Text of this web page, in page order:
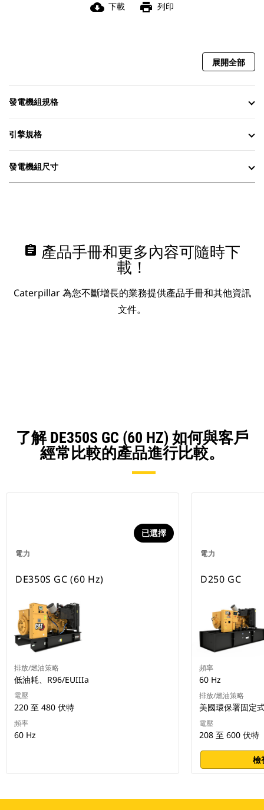
cloud_download 下載 print 列印
展開全部
發電機組規格
引擎規格
發電機組尺寸
assignment 產品手冊和更多內容可隨時下
載！
Caterpillar 為您不斷增長的業務提供產品手冊和其他資訊
文件。
了解 DE350S GC (60 HZ) 如何與客戶
經常比較的產品進行比較。
電力
已選擇
DE350S GC (60 Hz)
排放/燃油策略
低油耗、R96/EUIIIa
電壓
220 至 480 伏特
頻率
60 Hz
電力
D250 GC
頻率
60 Hz
排放/燃油策略
美國環保署固定
電壓
208 至 600 伏特
檢